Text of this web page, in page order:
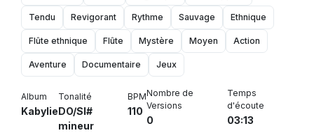
Tendu Revigorant Rythme Sauvage Ethnique
Flûte ethnique Flûte Mystère Moyen Action
Aventure Documentaire Jeux
Album
Kabylie
Tonalité
DO/SI#
mineur
BPM
110
Nombre de
Versions
0
Temps
d'écoute
03:13